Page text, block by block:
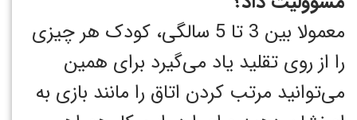
معمولا بین 3 تا 5 سالگی، کودک هر چیزی
را از روی تقلید یاد می‌گیرد برای همین
می‌توانید مرتب کردن اتاق را مانند بازی به